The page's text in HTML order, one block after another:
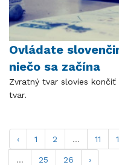
Ovládate
niečo sa začína
Zvratný tvar slovies
tvar.
‹ 1 2 ... 11
... 25 26 ›